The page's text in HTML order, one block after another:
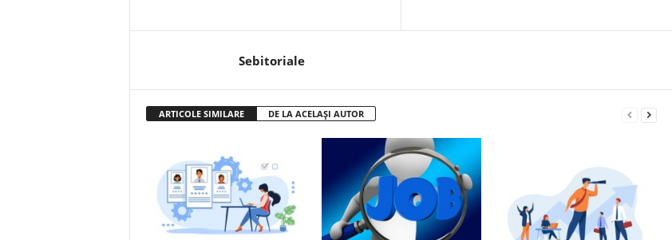
Sebitoriale
ARTICOLE SIMILARE DE LA ACELAȘI AUTOR